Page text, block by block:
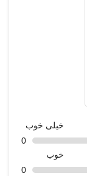
خیلی خوب
0
خوب
0